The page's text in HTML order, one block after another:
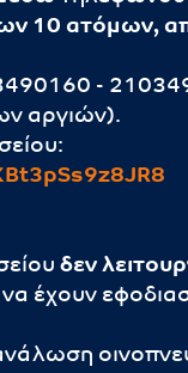
10 ατόμων,
-
αργιών).
δεν
έχουν